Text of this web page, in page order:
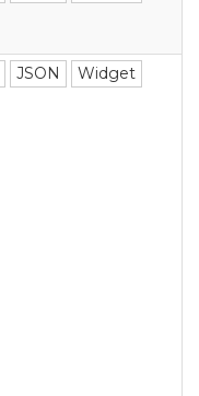
JSON Widget